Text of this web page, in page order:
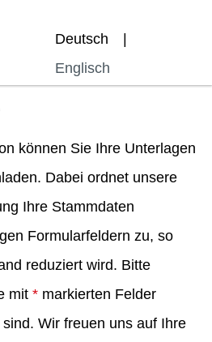
Deutsch
Englisch
können Sie Ihre Unterlagen
Dabei ordnet unsere
Ihre Stammdaten
Formularfeldern zu, so
reduziert wird. Bitte
mit * markierten Felder
Wir freuen uns auf Ihre